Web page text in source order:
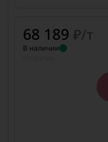
68 189 ₽/т
В наличии